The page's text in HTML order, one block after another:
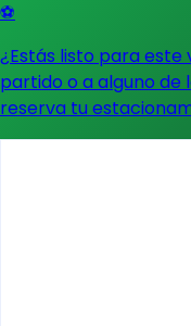
⚽
¿Estás listo para este
partido o a alguno de
reserva tu